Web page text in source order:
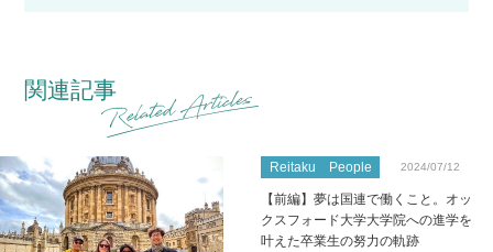
関連記事
Reitaku People 2024/07/12
【前編】夢は国連で働くこと。オッ
クスフォード大学大学院への進学を
叶えた卒業生の努力の軌跡